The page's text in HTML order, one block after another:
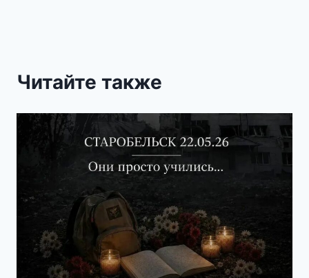
Читайте также